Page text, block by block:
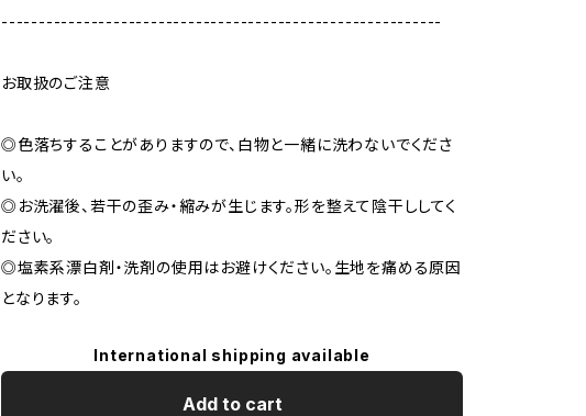
-----------------------------------------------------------
お取扱のご注意
◎色落ちすることがありますので、白物と一緒に洗わないでくださ
い。
◎お洗濯後、若干の歪み・縮みが生じます。形を整えて陰干ししてく
ださい。
◎塩素系漂白剤・洗剤の使用はお避けください。生地を痛める原因
となります。
International shipping available
Add to cart